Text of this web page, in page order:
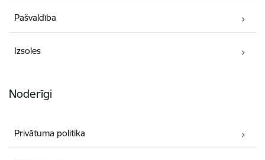
Pašvaldība
Izsoles
Noderīgi
Privātuma politika